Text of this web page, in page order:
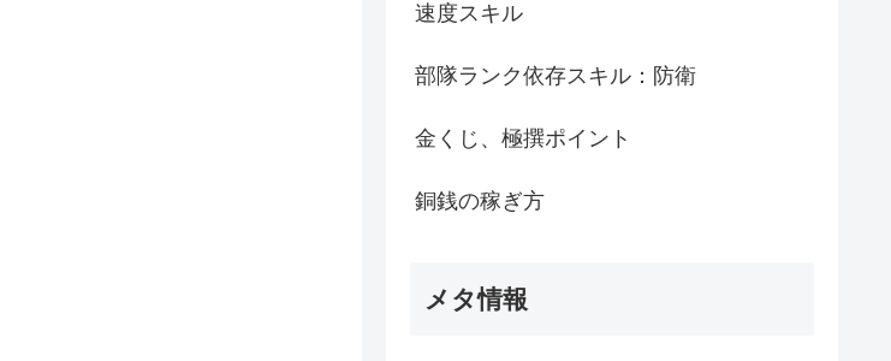
速度スキル
部隊ランク依存スキル：防衛
金くじ、極撰ポイント
銅銭の稼ぎ方
メタ情報